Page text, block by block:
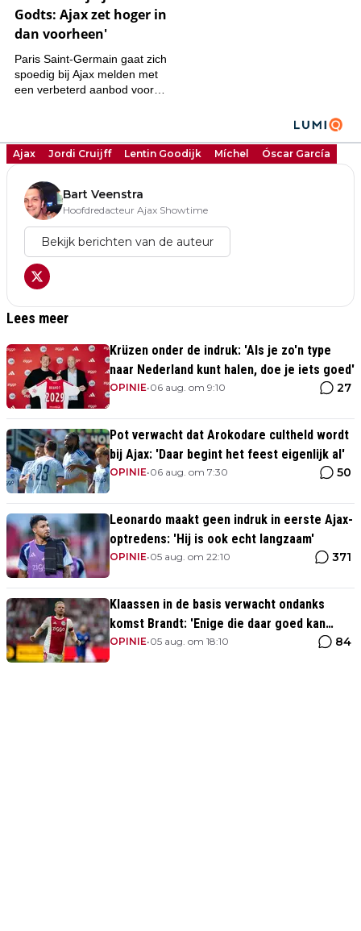
Ajax Jordi Cruijff Lentin Goodijk Míchel Óscar García
Bart Veenstra
Hoofdredacteur Ajax Showtime
Bekijk berichten van de auteur
Lees meer
Krüzen onder de indruk: 'Als je zo'n type
naar Nederland kunt halen, doe je iets goed'
OPINIE•06 aug. om 9:10 27
Pot verwacht dat Arokodare cultheld wordt
bij Ajax: 'Daar begint het feest eigenlijk al'
OPINIE•06 aug. om 7:30 50
Leonardo maakt geen indruk in eerste Ajax-
optredens: 'Hij is ook echt langzaam'
OPINIE•05 aug. om 22:10 371
Klaassen in de basis verwacht ondanks
komst Brandt: 'Enige die daar goed kan
spelen'
OPINIE•05 aug. om 18:10 84